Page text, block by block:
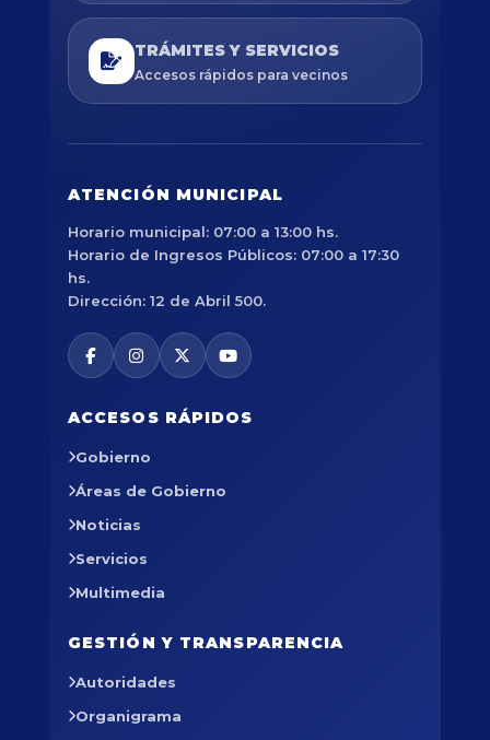
TRÁMITES Y SERVICIOS
Accesos rápidos para vecinos
ATENCIÓN MUNICIPAL
Horario municipal: 07:00 a 13:00 hs.
Horario de Ingresos Públicos: 07:00 a 17:30
hs.
Dirección: 12 de Abril 500.
ACCESOS RÁPIDOS
Gobierno
Áreas de Gobierno
Noticias
Servicios
Multimedia
GESTIÓN Y TRANSPARENCIA
Autoridades
Organigrama